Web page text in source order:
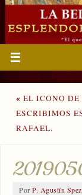
« EL ICONO
ESCRIBIMOS
RAFAEL.
PorP. Agustín